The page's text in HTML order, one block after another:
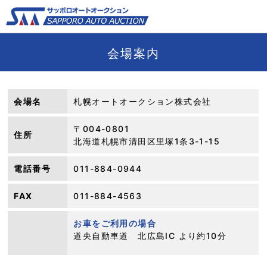
会場案内
会場名 札幌オートオークション株式会社
住所
〒004-0801
北海道札幌市清田区里塚1条3-1-15
電話番号 011-884-0944
FAX 011-884-4563
お車をご利用の場合
道央自動車道 北広島IC より約10分